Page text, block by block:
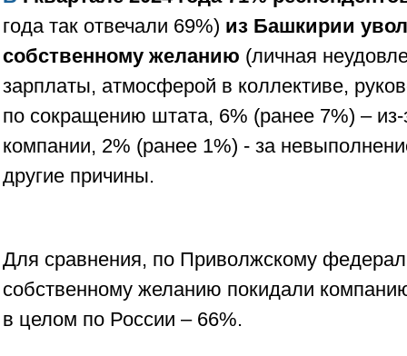
года так отвечали 69%) из Башкирии
собственному желанию (личная
зарплаты, атмосферой в коллективе,
по сокращению штата, 6% (ранее 7%) – из-
компании, 2% (ранее 1%) - за
другие причины.
Для сравнения, по Приволжскому
собственному желанию покидали
в целом по России – 66%.